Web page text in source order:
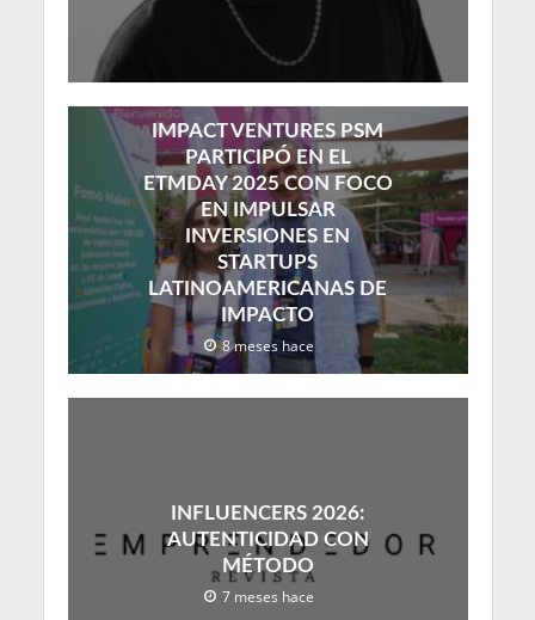
IMPACT VENTURES PSM
PARTICIPÓ EN EL
ETMDAY 2025 CON FOCO
EN IMPULSAR
INVERSIONES EN
STARTUPS
LATINOAMERICANAS DE
IMPACTO
8 meses hace
INFLUENCERS 2026:
AUTENTICIDAD CON
MÉTODO
7 meses hace